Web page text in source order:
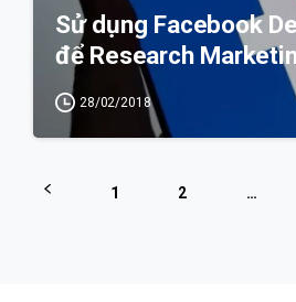
Sử dụng Facebook
để Research
28/02/2018
1 2 …